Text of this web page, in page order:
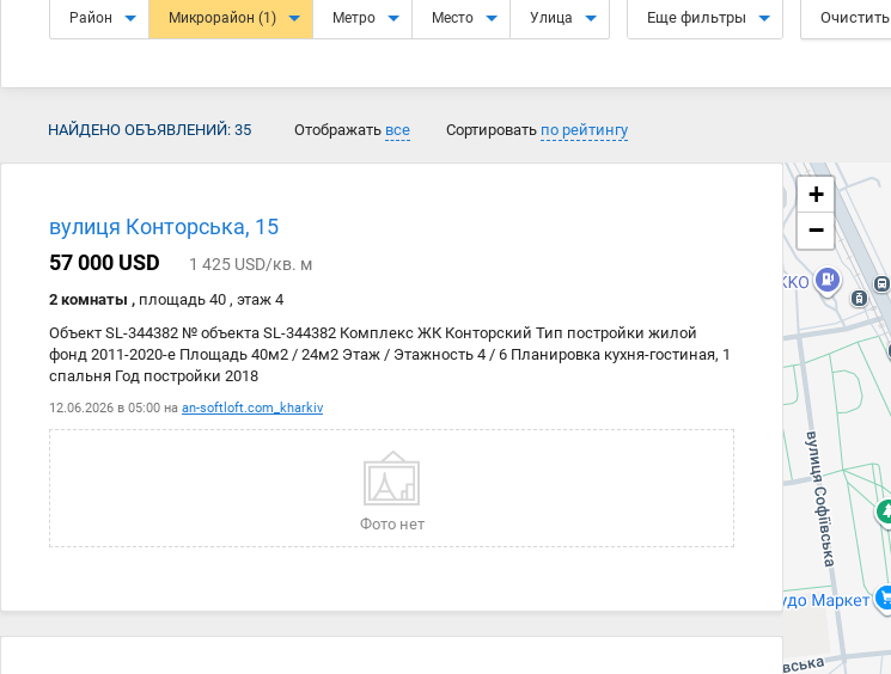
Район Микрорайон (1) Метро Место Улица Еще фильтры Очистить
НАЙДЕНО ОБЪЯВЛЕНИЙ: 35 Отображать все Сортировать по рейтингу
вулиця Конторська, 15
57 000 USD
1 425 USD/кв. м
2 комнаты , площадь 40 , этаж 4
Объект SL-344382 № объекта SL-344382 Комплекс ЖК Конторский Тип постройки жилой
фонд 2011-2020-е Площадь 40м2 / 24м2 Этаж / Этажность 4 / 6 Планировка кухня-гостиная, 1
спальня Год постройки 2018
12.06.2026 в 05:00 на an-softloft.com_kharkiv
Фото нет
+
−